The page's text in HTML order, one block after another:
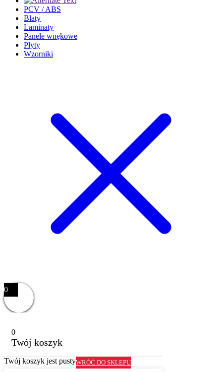
PCV / ABS
Blaty
Laminaty
Panele wnękowe
Płyty
Wzorniki
0
0
Twój koszyk
Twój koszyk jest pustyWRÓĆ DO SKLEPU